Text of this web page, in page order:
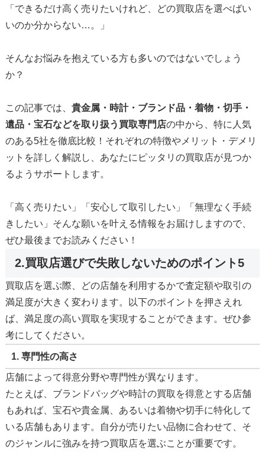
「できるだけ高く売りたいけれど、どの買取店を選べばい
いのか分からない…。」
そんなお悩みを抱えている方も多いのではないでしょう
か？
この記事では、 貴金属・時計・ブランド品・着物・切手・
遺品・宝石などを取り扱う買取専門店の中から、特に人気
のある5社を徹底比較！それぞれの特徴やメリット・デメリ
ットを詳しく解説し、あなたにピッタリの買取店が見つか
るようサポートします。
「高く売りたい」「安心して取引したい」「無理なく手続
きしたい」そんな願いを叶える情報をお届けしますので、
ぜひ最後までお読みください！
2.買取店選びで失敗しないためのポイント5
買取店を選ぶ際、どの店舗を利用するかで査定額や取引の
満足度が大きく変わります。以下のポイントを押さえれ
ば、満足度の高い買取を実現することができます。ぜひ参
考にしてください。
1. 専門性の高さ
店舗によって得意分野や専門性が異なります。
たとえば、ブランドバッグや時計の買取を得意とする店舗
もあれば、宝石や貴金属、あるいは着物や切手に特化して
いる店舗もあります。自分が売りたい品物に合わせて、そ
のジャンルに強みを持つ買取店を選ぶことが重要です。